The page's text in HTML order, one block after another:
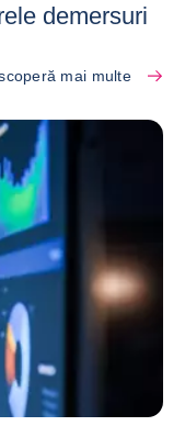
demersuri
mai multe